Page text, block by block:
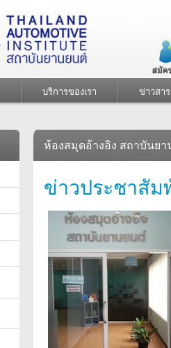
บริการของเรา ข่าวสาร
ห้องสมุดอ้างอิง สถาบันยา
ข่าวประชาสั